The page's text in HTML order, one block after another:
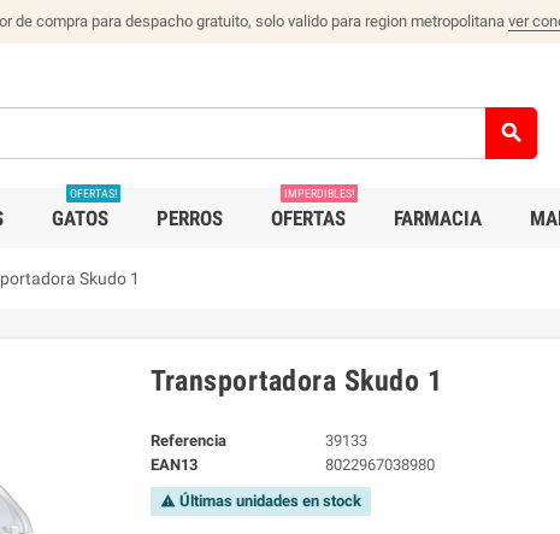
de compra para despacho gratuito, solo valido para region metropolitana ver
search
GATOS
OFERTAS!
PERROS OFERTAS
IMPERDIBLES!
FARMACIA
Skudo 1
Transportadora Skudo 1
Referencia
39133
EAN13
8022967038980
warning Últimas unidades en stock